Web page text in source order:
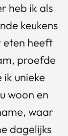
heb ik als
keukens
eten heeft
proefde
ik unieke
woon en
waar
dagelijks